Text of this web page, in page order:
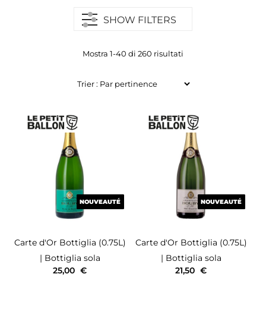
SHOW FILTERS
Mostra 1-40 di 260 risultati
NOUVEAUTÉ
Carte d'Or Bottiglia (0.75L)
| Bottiglia sola
NOUVEAUTÉ
25,00 €
NOUVEAUTÉ
Carte d'Or Bottiglia (0.75L)
| Bottiglia sola
NOUVEAUTÉ
21,50 €